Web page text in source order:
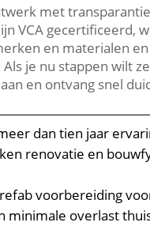
met
VCA gecertificeerd,
en materialen
je nu stappen wilt
en ontvang snel
dan tien jaar
renovatie en
voorbereiding
minimale overlast